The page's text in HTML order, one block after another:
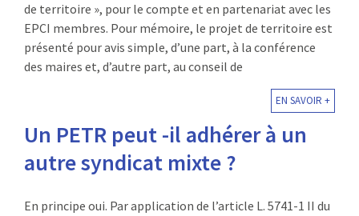
de territoire », pour le compte et en partenariat avec les
EPCI membres. Pour mémoire, le projet de territoire est
présenté pour avis simple, d’une part, à la conférence
des maires et, d’autre part, au conseil de
EN SAVOIR +
Un PETR peut -il adhérer à un
autre syndicat mixte ?
En principe oui. Par application de l’article L. 5741-1 II du